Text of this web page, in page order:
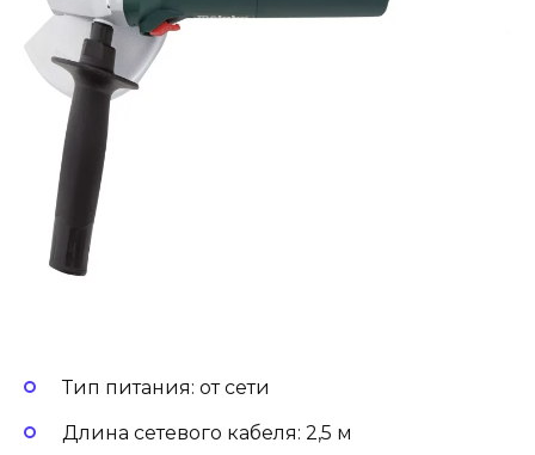
Тип питания: от сети
Длина сетевого кабеля: 2,5 м